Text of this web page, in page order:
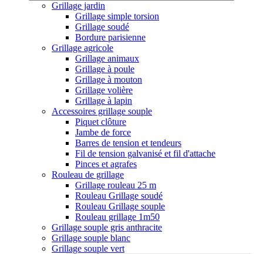
Grillage jardin
Grillage simple torsion
Grillage soudé
Bordure parisienne
Grillage agricole
Grillage animaux
Grillage à poule
Grillage à mouton
Grillage volière
Grillage à lapin
Accessoires grillage souple
Piquet clôture
Jambe de force
Barres de tension et tendeurs
Fil de tension galvanisé et fil d'attache
Pinces et agrafes
Rouleau de grillage
Grillage rouleau 25 m
Rouleau Grillage soudé
Rouleau Grillage souple
Rouleau grillage 1m50
Grillage souple gris anthracite
Grillage souple blanc
Grillage souple vert